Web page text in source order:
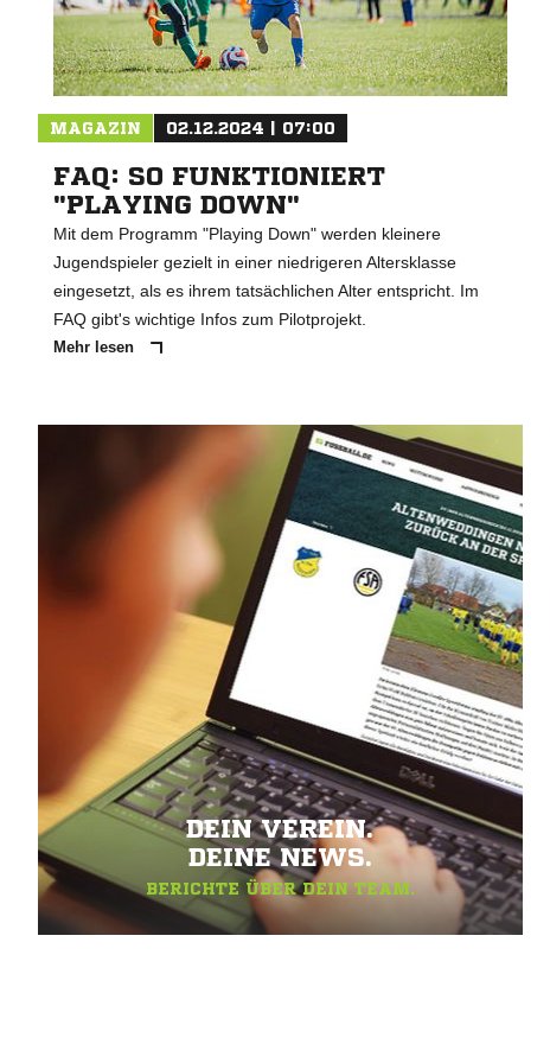
MAGAZIN 02.12.2024 | 07:00
FAQ: SO FUNKTIONIERT
"PLAYING DOWN"
Mit dem Programm "Playing Down" werden kleinere
Jugendspieler gezielt in einer niedrigeren Altersklasse
eingesetzt, als es ihrem tatsächlichen Alter entspricht. Im
FAQ gibt's wichtige Infos zum Pilotprojekt.
Mehr lesen
DEIN VEREIN.
DEINE NEWS.
BERICHTE ÜBER DEIN TEAM.